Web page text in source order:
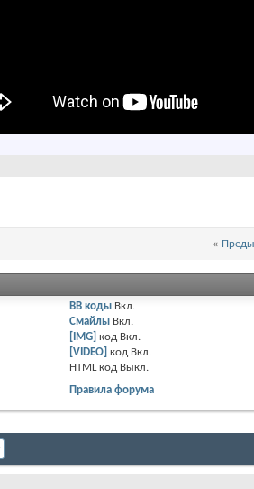
«
BB коды Вкл.
Смайлы Вкл.
[IMG] код Вкл.
[VIDEO] код Вкл.
HTML код Выкл.
Правила форума